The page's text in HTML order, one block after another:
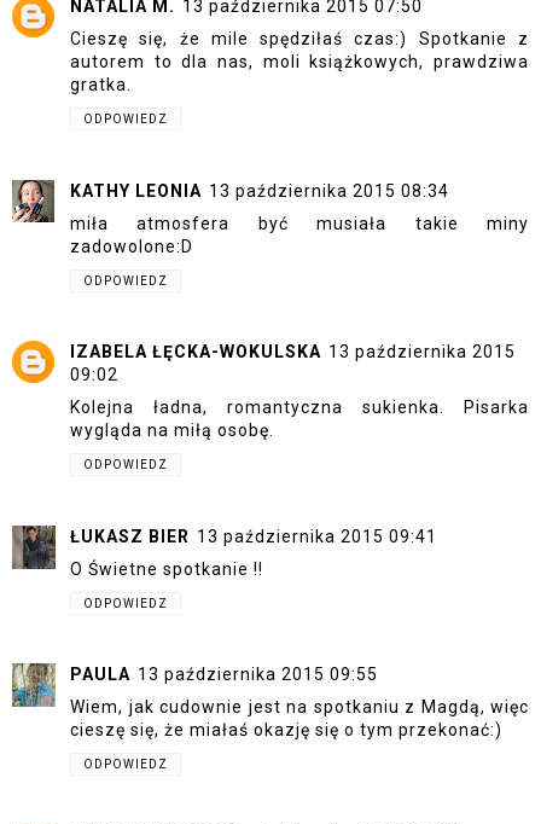
NATALIA M. 13 października 2015 07:50
Cieszę się, że mile spędziłaś czas:) Spotkanie z
autorem to dla nas, moli książkowych, prawdziwa
gratka.
ODPOWIEDZ
KATHY LEONIA 13 października 2015 08:34
miła atmosfera być musiała takie miny
zadowolone:D
ODPOWIEDZ
IZABELA ŁĘCKA-WOKULSKA 13 października 2015
09:02
Kolejna ładna, romantyczna sukienka. Pisarka
wygląda na miłą osobę.
ODPOWIEDZ
ŁUKASZ BIER 13 października 2015 09:41
O Świetne spotkanie !!
ODPOWIEDZ
PAULA 13 października 2015 09:55
Wiem, jak cudownie jest na spotkaniu z Magdą, więc
cieszę się, że miałaś okazję się o tym przekonać:)
ODPOWIEDZ